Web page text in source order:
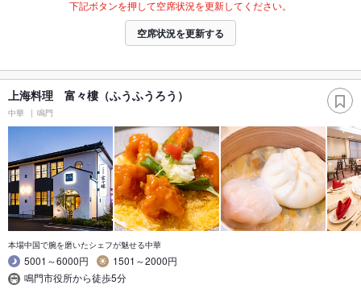
下記ボタンを押して空席状況を更新してください。
空席状況を更新する
上海料理 富々樓（ふうふうろう）
中華 鳴門
本場中国で腕を磨いたシェフが魅せる中華
5001～6000円
1501～2000円
鳴門市役所から徒歩5分